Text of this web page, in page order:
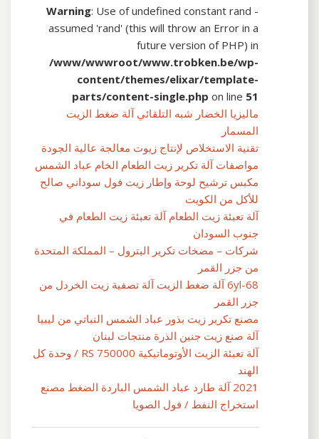
Warning: Use of undefined constant rand -
assumed 'rand' (this will throw an Error in a
future version of PHP) in
/www/wwwroot/www.trobken.be/wp-
content/themes/elixar/template-
parts/content-single.php on line 51
ماليزيا الخضار شبه التلقائي آلة ضغط الزيت
المسمار
تقنية الاستخلاص لإنتاج زيوت معالجة عالية الجودة
مواصفات آلة تكرير زيت الطعام الخام عباد الشمس
مكبس ترشيح لوحة وإطار زيت فول سوداني صالح
للأكل من الكويت
آلة تعبئة زيت الطعام آلة تعبئة زيت الطعام في
جنوب السودان
شركات – مضخات تكرير البترول – المملكة المتحدة
من جزر القمر
6yl-68 آلة ضغط الزيت آلة تصفية زيت الخردل من
جزر القمر
مصنع تكرير زيت بذور عباد الشمس النباتي من ليبيا
آلة صنع زيت جنين الذرة منتجات لبنان
آلة تعبئة الزيت الأوتوماتيكية RS 750000 / وحدة كل
الهند
2021 آلة طارد عباد الشمس الباردة الضغط مصنع
استخراج النفط / فول الصويا